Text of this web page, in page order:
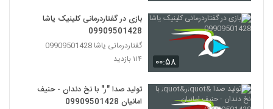
۰۰:۵۸
بازی در گفتاردرمانی کلینیک یاشا
09909501428
گفتاردرمانی یاشا 09909501428
۱۱۴ بازدید
تولید صدا "ر" با نخ دندان - حنیف
امانیان 09909501428